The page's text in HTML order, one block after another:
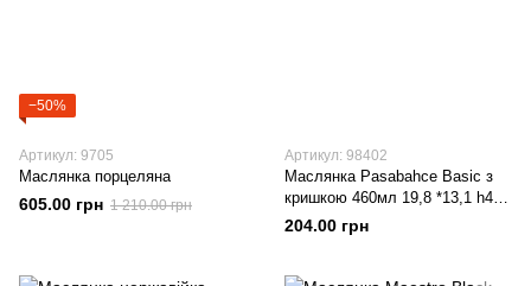
−50%
Артикул: 9705
Маслянка порцеляна
605.00 грн 1 210.00 грн
Артикул: 98402
Маслянка Pasabahce Basic з
кришкою 460мл 19,8 *13,1 h4,4
Скло
204.00 грн